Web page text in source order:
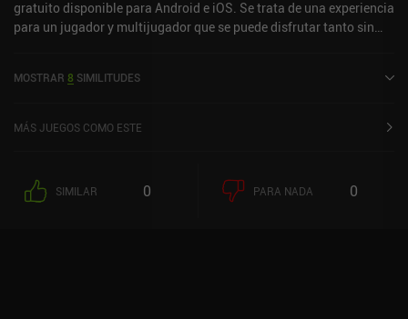
gratuito disponible para Android e iOS. Se trata de una experiencia
para un jugador y multijugador que se puede disfrutar tanto sin
valoración de 4,7 sobre 5,0 en Google Play y de 4,6 sobre 5,0 en la
MOSTRAR 8 SIMILITUDES
MÁS JUEGOS COMO ESTE
SIMILAR 0 PARA NADA 0